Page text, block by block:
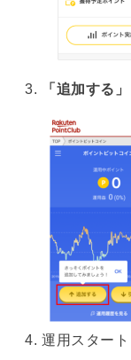
「追加する」
運用スタート